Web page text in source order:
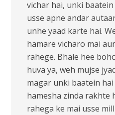
vichar hai, unki
usse apne andar
unhe yaad karte hai.
hamare vicharo mai
rahege. Bhale hee
huva ya, weh mujse
magar unki baatein
hamesha zinda rakhte
rahega ke mai usse